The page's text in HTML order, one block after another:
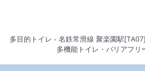
多目的トイレ - 名鉄常滑線 聚楽園駅
多機能トイレ・バリアフリ